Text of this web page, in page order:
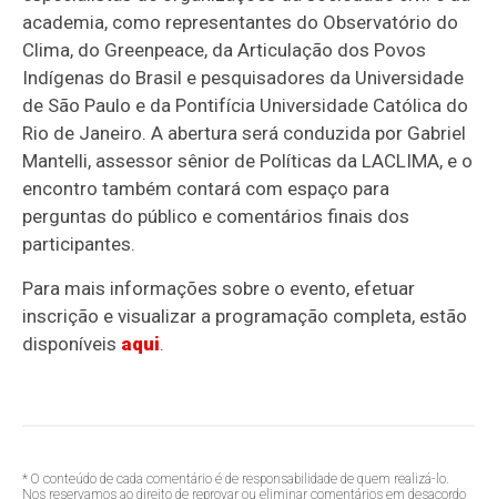
academia, como representantes do Observatório do
Clima, do Greenpeace, da Articulação dos Povos
Indígenas do Brasil e pesquisadores da Universidade
de São Paulo e da Pontifícia Universidade Católica do
Rio de Janeiro. A abertura será conduzida por Gabriel
Mantelli, assessor sênior de Políticas da LACLIMA, e o
encontro também contará com espaço para
perguntas do público e comentários finais dos
participantes.
Para mais informações sobre o evento, efetuar
inscrição e visualizar a programação completa, estão
disponíveis aqui.
* O conteúdo de cada comentário é de responsabilidade de quem realizá-lo.
Nos reservamos ao direito de reprovar ou eliminar comentários em desacordo